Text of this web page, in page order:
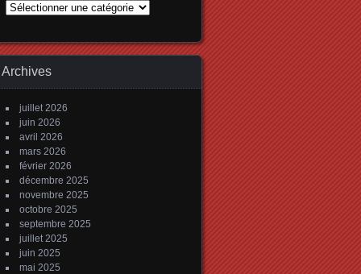
Catégories
Archives
juillet 2026
juin 2026
avril 2026
mars 2026
février 2026
décembre 2025
novembre 2025
octobre 2025
septembre 2025
juillet 2025
juin 2025
mai 2025